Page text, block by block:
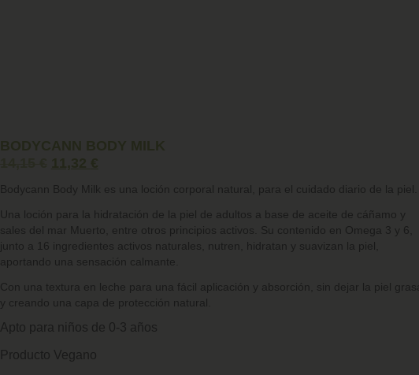
BODYCANN BODY MILK
11,32 €
Bodycann Body Milk es una loción corporal natural, para el cuidado diario de la piel
Una loción para la hidratación de la piel de adultos a base de aceite de cáñamo y
sales del mar Muerto, entre otros principios activos. Su contenido en Omega 3 y 6,
junto a 16 ingredientes activos naturales, nutren, hidratan y suavizan la piel,
aportando una sensación calmante.
Con una textura en leche para una fácil aplicación y absorción, sin dejar la piel grasa
y creando una capa de protección natural.
Apto para niños de 0-3 años
Producto Vegano